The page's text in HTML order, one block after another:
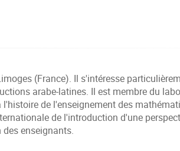
(France). Il s'intéresse
arabe-latines. Il est membre du
de l'enseignement des
de l'introduction d'une
enseignants.